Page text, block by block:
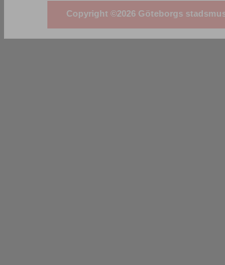
Copyright ©2026 Göteborgs